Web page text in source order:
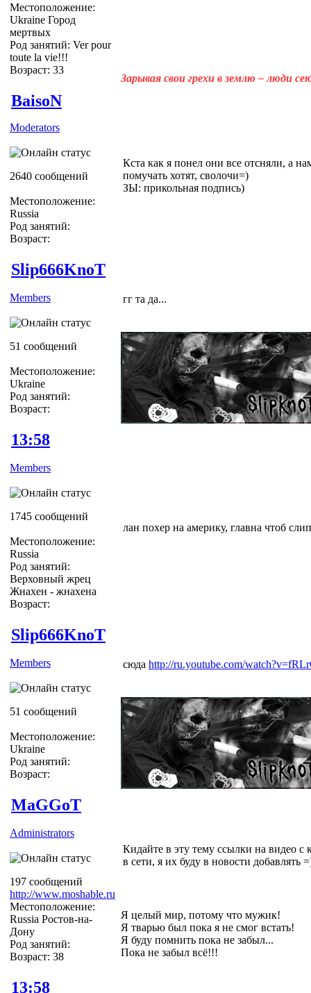
Местоположение:
Ukraine Город
мертвых
Род занятий: Ver pour
toute la vie!!!
Возраст: 33
Зарывая свои грехи в землю – люди
BaisoN
Moderators
2640 сообщений
Местоположение:
Russia
Род занятий:
Возраст:
Кста как я понел они все отсняли, а
помучать хотят, сволочи=)
ЗЫ: прикольная подпись)
Slip666KnoT
Members
51 сообщений
Местоположение:
Ukraine
Род занятий:
Возраст:
гг та да...
13:58
Members
1745 сообщений
Местоположение:
Russia
Род занятий:
Верховный жрец
Жнахен - жнахена
Возраст:
лан похер на америку, главна чтоб
Slip666KnoT
Members
51 сообщений
Местоположение:
Ukraine
Род занятий:
Возраст:
сюда http://ru.youtube.com/
MaGGoT
Administrators
197 сообщений
http://www.moshable.ru
Местоположение:
Russia Ростов-на-
Дону
Род занятий:
Возраст: 38
Кидайте в эту тему ссылки на видео с
в сети, я их буду в новости добавлять
Я целый мир, потому что мужик!
Я тварью был пока я не смог встать!
Я буду помнить пока не забыл...
Пока не забыл всё!!!
13:58